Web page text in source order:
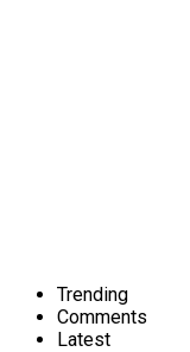
Trending
Comments
Latest